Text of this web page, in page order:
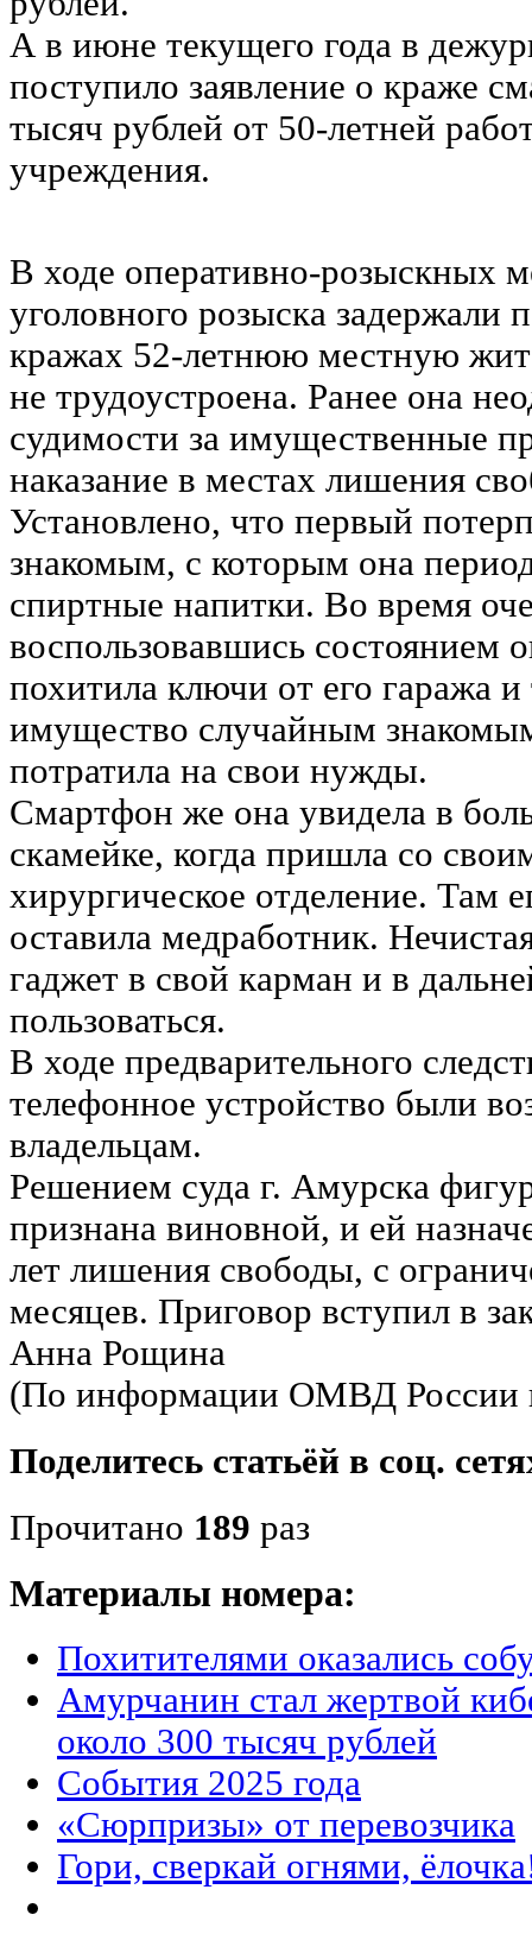
А в июне текущего года в
поступило заявление о краже
тысяч рублей от 50-летней
учреждения.
В ходе оперативно-розыскных
уголовного розыска задержали
кражах 52-летнюю местную
не трудоустроена. Ранее она
судимости за имущественные
наказание в местах лишения
Установлено, что первый
знакомым, с которым она
спиртные напитки. Во время
воспользовавшись состоянием
похитила ключи от его гаража
имущество случайным
потратила на свои нужды.
Смартфон же она увидела в
скамейке, когда пришла со
хирургическое отделение. Там
оставила медработник.
гаджет в свой карман и в
пользоваться.
В ходе предварительного
телефонное устройство были
владельцам.
Решением суда г. Амурска
признана виновной, и ей
лет лишения свободы, с
месяцев. Приговор вступил в
Анна Рощина
(По информации ОМВД России
Поделитесь статьёй в соц.
Прочитано 189 раз
Материалы номера:
Похитителями оказались
Амурчанин стал жертвой
около 300 тысяч рублей
События 2025 года
«Сюрпризы» от перевозчика
Гори, сверкай огнями,